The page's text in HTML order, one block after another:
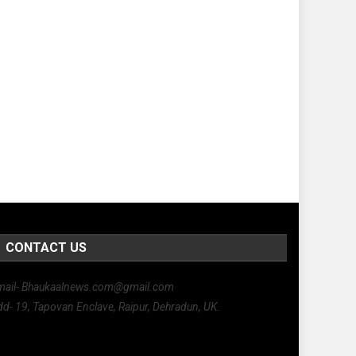
CONTACT US
Bhaukaalnews.com@gmail.com
19, Tapovan Enclave, Raipur, Dehradun, UK.